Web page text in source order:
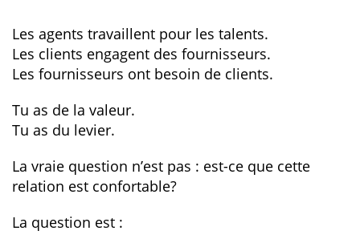
Les agents travaillent pour les talents.
Les clients engagent des fournisseurs.
Les fournisseurs ont besoin de clients.
Tu as de la valeur.
Tu as du levier.
La vraie question n’est pas : est-ce que cette
relation est confortable?
La question est :